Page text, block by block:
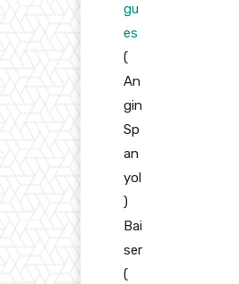
gu
es
(
An
gin
Sp
an
yol
)
Bai
ser
(